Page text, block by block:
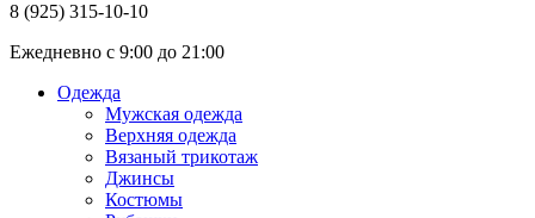
8 (925) 315-10-10
Ежедневно с 9:00 до 21:00
Одежда
Мужская одежда
Верхняя одежда
Вязаный трикотаж
Джинсы
Костюмы